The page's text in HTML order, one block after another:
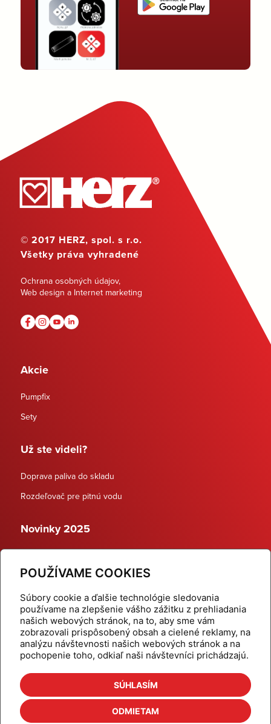
POUŽÍVAME COOKIES
Súbory cookie a ďalšie technológie sledovania
používame na zlepšenie vášho zážitku z prehliadania
našich webových stránok, na to, aby sme vám
zobrazovali prispôsobený obsah a cielené reklamy, na
analýzu návštevnosti našich webových stránok a na
pochopenie toho, odkiaľ naši návštevníci prichádzajú.
SÚHLASÍM
ODMIETAM
© 2017 HERZ, spol. s r.o.
Všetky práva vyhradené
Ochrana osobných údajov,
Web design a Internet marketing
Akcie
Pumpfix
Sety
Už ste videli?
Doprava paliva do skladu
Rozdeľovač pre pitnú vodu
Novinky 2025
Dynamické termostatické ventily
Domov
Produkty
Aktuality
Odber šikovné tipy
Kalkulačky
Cenníky
Na stiahnutie
Referencie
Kontakt